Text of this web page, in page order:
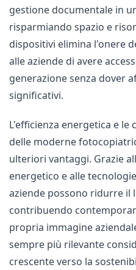
gestione documentale in
risparmiando spazio e
dispositivi elimina l'onere
alle aziende di avere
generazione senza dover
significativi.
L'efficienza energetica e
delle moderne
ulteriori vantaggi. Grazie
energetico e alle
aziende possono ridurre il
contribuendo
propria immagine
sempre più rilevante
crescente verso la